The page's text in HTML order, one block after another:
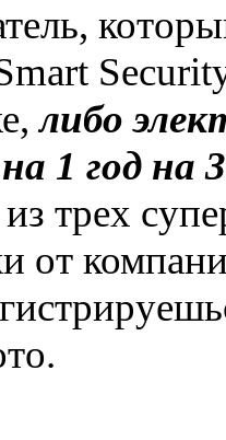
либо
1 год на
трех
от